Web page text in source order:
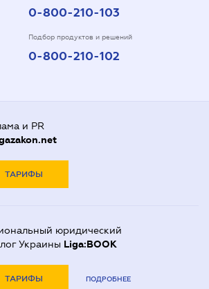
0-800-210-103
Подбор продуктов и решений
0-800-210-102
и PR
ТАРИФЫ
юридический
Украины Liga:BOOK
ТАРИФЫ ПОДРОБНЕЕ